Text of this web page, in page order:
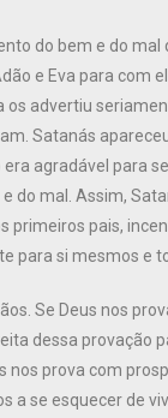
do bem e do
e Eva para com
os advertiu
Satanás
agradável para
do mal. Assim,
primeiros pais,
para si mesmos e
Se Deus nos
dessa provação
nos prova com
a se esquecer de